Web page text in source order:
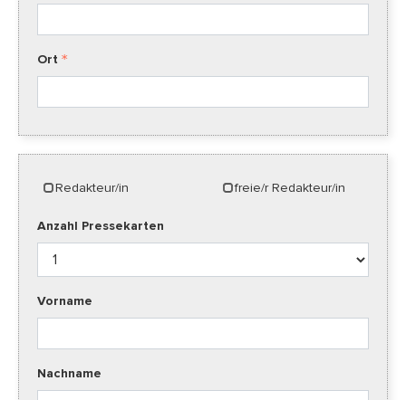
Ort
Redakteur/in freie/r Redakteur/in
Anzahl Pressekarten
Vorname
Nachname